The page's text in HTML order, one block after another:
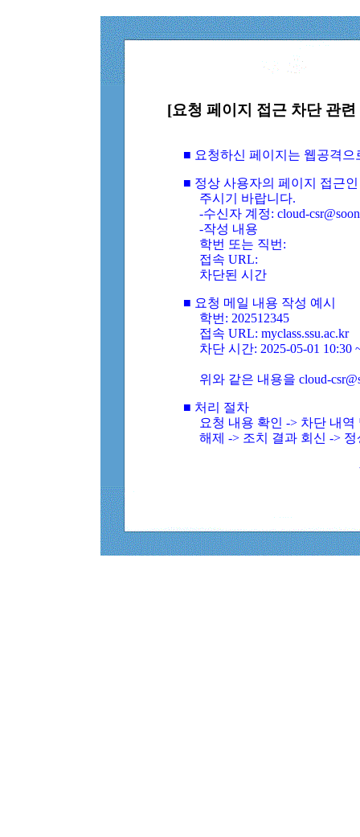
[요청 페이지 접근 차단 관
■ 요청하신 페이지는 웹공격
■ 정상 사용자의 페이지 접근
주시기 바랍니다.
-수신자 계정: cloud-
-작성 내용
학번 또는 직번:
접속 URL:
차단된 시간
■ 요청 메일 내용 작성 예시
학번: 202512345
접속 URL: myclass.ssu.ac.kr
차단 시간: 2025-05-01 10:30
위와 같은 내용을 cloud-
■ 처리 절차
요청 내용 확인 -> 차단 내
해제 -> 조치 결과 회신 ->